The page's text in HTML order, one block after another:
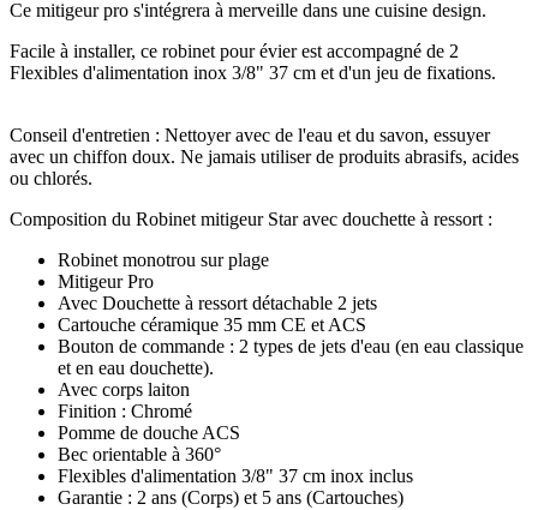
Ce mitigeur pro s'intégrera à merveille dans une cuisine design.
Facile à installer, ce robinet pour évier est accompagné de 2
Flexibles d'alimentation inox 3/8" 37 cm et d'un jeu de fixations.
Conseil d'entretien : Nettoyer avec de l'eau et du savon, essuyer
avec un chiffon doux. Ne jamais utiliser de produits abrasifs, acides
ou chlorés.
Composition du Robinet mitigeur Star avec douchette à ressort :
Robinet monotrou sur plage
Mitigeur Pro
Avec Douchette à ressort détachable 2 jets
Cartouche céramique 35 mm CE et ACS
Bouton de commande : 2 types de jets d'eau (en eau classique
et en eau douchette).
Avec corps laiton
Finition : Chromé
Pomme de douche ACS
Bec orientable à 360°
Flexibles d'alimentation 3/8" 37 cm inox inclus
Garantie : 2 ans (Corps) et 5 ans (Cartouches)